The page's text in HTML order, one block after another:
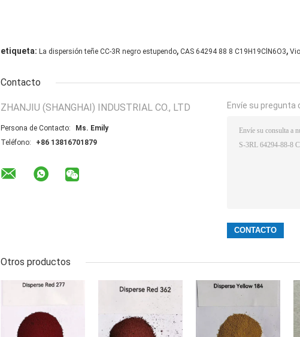
etiqueta: La dispersión teñe CC-3R negro estupendo, CAS 64294 88 8 C19H19ClN6O3,
Contacto
ZHANJIU (SHANGHAI) INDUSTRIAL CO., LTD
Persona de Contacto:
Ms. Emily
Teléfono:
+86 13816701879
Envíe su
Otros productos